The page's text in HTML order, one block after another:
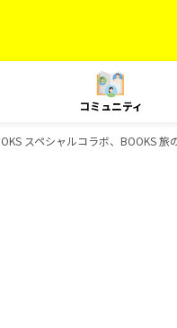
コミュニティ
スペシャルコラボ、BOOKS 旅